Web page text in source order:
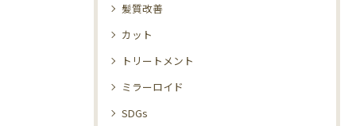
髪質改善
カット
トリートメント
ミラーロイド
SDGs